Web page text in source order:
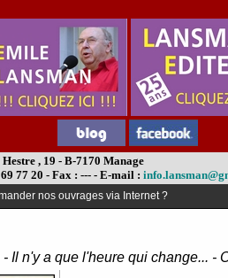
, 19 - B-7170 Manage
77 20 - Fax : --- - E-mail :
nos ouvrages via Internet ?
Il n'y a que l'heure qui change... -